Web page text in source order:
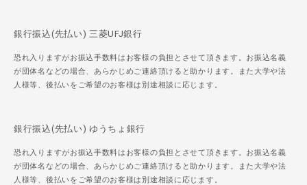
銀行振込(先払い) 三菱UFJ銀行
恐れ入りますがお振込手数料はお客様の負担とさせて頂きます。お振込名義
が団体名などの場合、あらかじめご連絡頂けると助かります。また大学や法
人様等、後払いをご希望のお客様は別途相談に応じます。
銀行振込(先払い) ゆうちょ銀行
恐れ入りますがお振込手数料はお客様の負担とさせて頂きます。お振込名義
が団体名などの場合、あらかじめご連絡頂けると助かります。また大学や法
人様等、後払いをご希望のお客様は別途相談に応じます。